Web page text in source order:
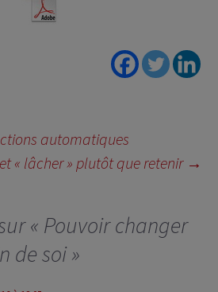
automatiques
et « lâcher » plutôt que retenir →
« Pouvoir changer
de soi»